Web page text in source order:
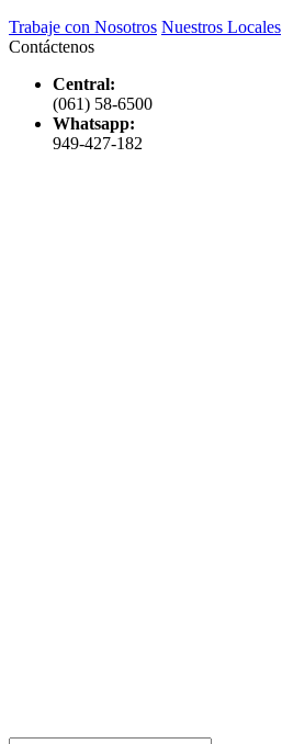
Trabaje con Nosotros Nuestros Locales
Contáctenos
Central:
(061) 58-6500
Whatsapp:
949-427-182